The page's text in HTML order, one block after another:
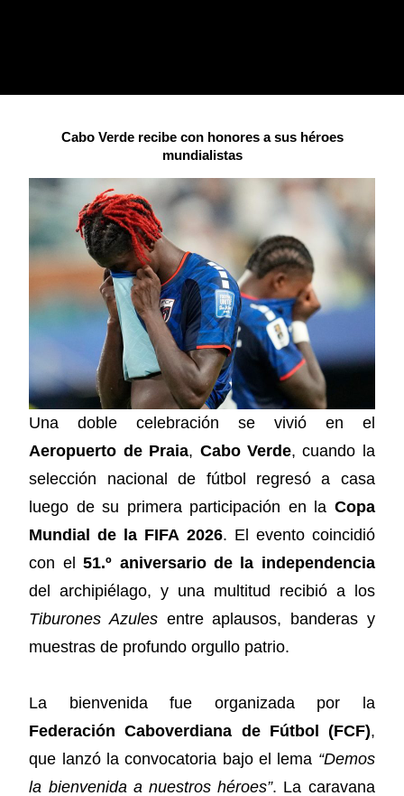
Cabo Verde recibe con honores a sus héroes
mundialistas
Una doble celebración se vivió en el
Aeropuerto de Praia, Cabo Verde, cuando la
selección nacional de fútbol regresó a casa
luego de su primera participación en la Copa
Mundial de la FIFA 2026. El evento coincidió
con el51.º aniversario de la independencia
del archipiélago, y una multitud recibió a los
Tiburones Azules entre aplausos, banderas y
muestras de profundo orgullo patrio.
La bienvenida fue organizada por la
Federación Caboverdiana de Fútbol (FCF),
que lanzó la convocatoria bajo el lema “Demos
la bienvenida a nuestros héroes”. La caravana